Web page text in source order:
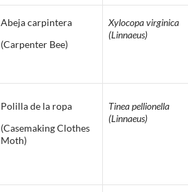
Abeja carpintera
(Carpenter Bee)
Xylocopa virginica
(Linnaeus)
Polilla de la ropa
(Casemaking Clothes
Moth)
Tinea pellionella
(Linnaeus)